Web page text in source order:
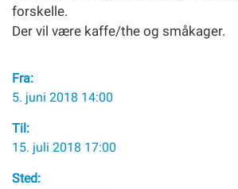
sullissivik.gl
Planportal
forskelle.
Der vil være kaffe/the og småkager.
Fra:
5. juni 2018 14:00
Til:
15. juli 2018 17:00
Sted: